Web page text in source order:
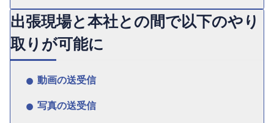
出張現場と本社との間で以下のやり
取りが可能に
動画の送受信
写真の送受信